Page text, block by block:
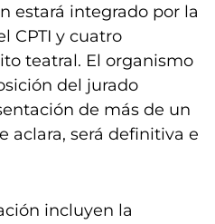
estará integrado por la
CPTI y cuatro
teatral. El organismo
del jurado
de más de un
aclara, será definitiva e
incluyen la